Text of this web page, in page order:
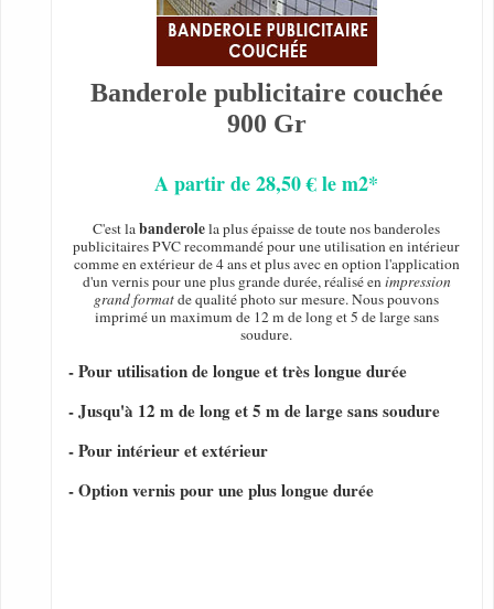
Banderole publicitaire couchée
900 Gr
A partir de 28,50 € le m2*
C'est labanderolela plus épaisse de toute nos banderoles
publicitaires PVC recommandé pour une utilisation en intérieur
comme en extérieur de 4 ans et plus avec en option l'application
d'un vernis pour une plus grande durée, réalisé enimpression
grand formatde qualité photo sur mesure. Nous pouvons
imprimé un maximum de 12 m de long et 5 de large sans
soudure.
- Pour utilisation de longue et très longue durée
- Jusqu'à 12 m de long et 5 m de large sans soudure
- Pour intérieur et extérieur
- Option vernis pour une plus longue durée